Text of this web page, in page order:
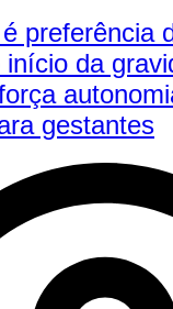
preferência
da
gestantes